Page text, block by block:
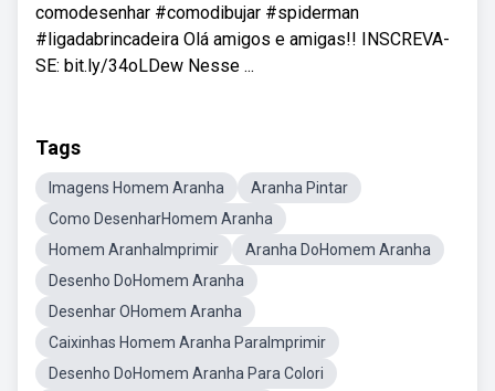
comodesenhar #comodibujar #spiderman
#ligadabrincadeira Olá amigos e amigas!! INSCREVA-
SE: bit.ly/34oLDew Nesse ...
Tags
Imagens Homem Aranha
Aranha Pintar
Como DesenharHomem Aranha
Homem AranhaImprimir
Aranha DoHomem Aranha
Desenho DoHomem Aranha
Desenhar OHomem Aranha
Caixinhas Homem Aranha ParaImprimir
Desenho DoHomem Aranha Para Colori